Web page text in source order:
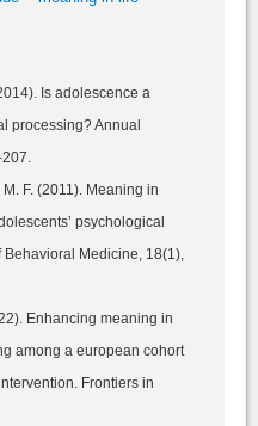
Is adolescence a
processing? Annual
207.
F. (2011). Meaning in
psychological
Medicine, 18(1),
Enhancing meaning in
among a european cohort
Frontiers in